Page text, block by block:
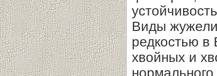
Виды
редкостью в
хвойных и